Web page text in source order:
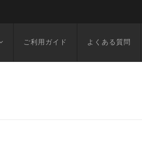
ご利用ガイド よくある質問